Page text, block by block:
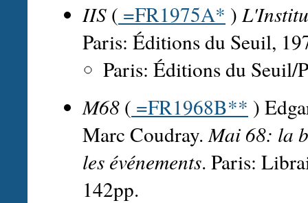
IIS ( =FR1975A* )
Paris: Éditions du Seuil,
Paris: Éditions du Seuil/
M68 ( =FR1968B** )
Marc Coudray.Mai 68: la
les événements. Paris:
142pp.